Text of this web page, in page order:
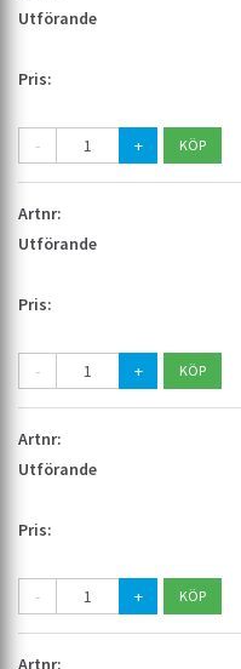
- +
- +
- +